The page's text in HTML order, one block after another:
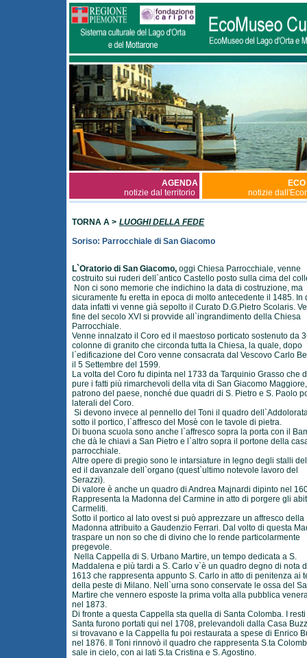
AGENDA
notizie dal territorio
notizie
TORNA A > LUOGHI DELLA FEDE
Soriso: Parrocchiale di San Giacomo
L`Oratorio di San Giacomo, oggi Chiesa Parrocchiale, venne
costruito sui ruderi dell`antico Castello posto sulla cima del
Non ci sono memorie che indichino la data di costruzione, ma
sicuramente fu eretta in epoca di molto antecedente il 1485. In
data infatti vi venne già sepolto il Curato D.G.Pietro Scolaris.
fine del secolo XVI si provvide all`ingrandimento della Chiesa
Parrocchiale.
Venne innalzato il Coro ed il maestoso porticato sostenuto da
colonne di granito che circonda tutta la Chiesa, la quale, dopo
l`edificazione del Coro venne consacrata dal Vescovo Carlo
il 5 Settembre del 1599.
La volta del Coro fu dipinta nel 1733 da Tarquinio Grasso che
pure i fatti più rimarchevoli della vita di San Giacomo Maggiore,
patrono del paese, nonché due quadri di S. Pietro e S. Paolo
laterali del Coro.
Si devono invece al pennello del Toni il quadro
sotto il portico, l`affresco del Mosè con le tavole di pietra.
Di buona scuola sono anche l`affresco sopra la porta con il
che dà le chiavi a San Pietro e l`altro sopra il portone della
parrocchiale.
Altre opere di pregio sono le intarsiature in legno degli stalli
ed il davanzale dell`organo (quest`ultimo notevole lavoro del
Serazzi).
Di valore è anche un quadro di Andrea Majnardi dipinto nel
Rappresenta la Madonna del Carmine in atto di porgere gli
Carmeliti.
Sotto il portico al lato ovest si può apprezzare un affresco della
Madonna attribuito a Gaudenzio Ferrari. Dal volto di questa
traspare un non so che di divino che lo rende particolarmente
pregevole.
Nella Cappella di S. Urbano Martire, un tempo dedicata a S.
Maddalena e più tardi a S. Carlo v`è un quadro degno di nota
1613 che rappresenta appunto S. Carlo in atto di penitenza ai
della peste di Milano. Nell`urna sono conservate le ossa del
Martire che vennero esposte la prima volta alla pubblica
nel 1873.
Di fronte a questa Cappella sta quella di Santa Colomba. I
Santa furono portati qui nel 1708, prelevandoli dalla Casa
si trovavano e la Cappella fu poi restaurata a spese di Enrico
nel 1876. Il Toni rinnovò il quadro che rappresenta S.ta
sale in cielo, con ai lati S.ta Cristina e S. Agostino.